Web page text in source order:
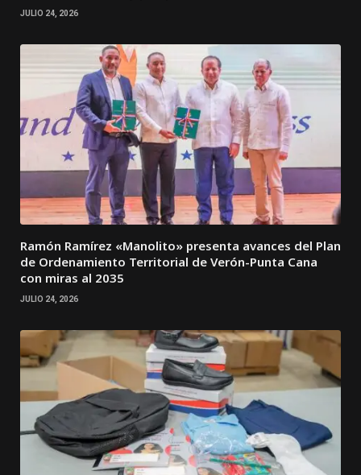
JULIO 24, 2026
Ramón Ramírez «Manolito» presenta avances del Plan
de Ordenamiento Territorial de Verón-Punta Cana
con miras al 2035
JULIO 24, 2026